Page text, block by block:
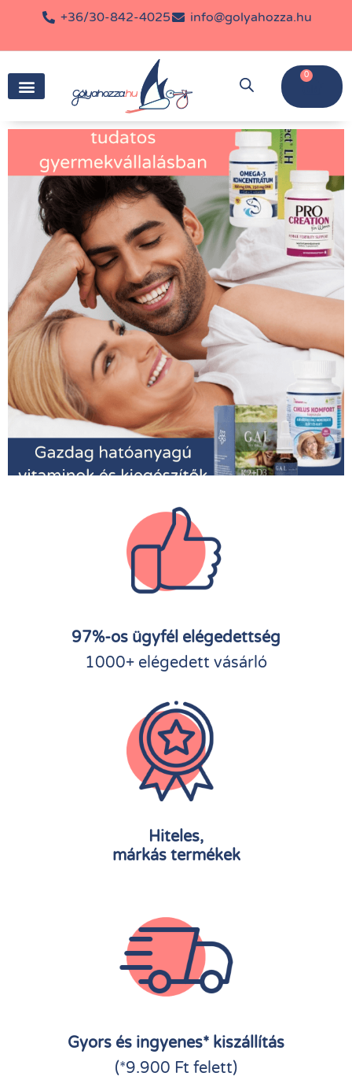
+36/30-842-4025 info@golyahozza.hu
0
97%-os ügyfél elégedettség
1000+ elégedett vásárló
Hiteles,
márkás termékek
Gyors és ingyenes* kiszállítás
(*9.900 Ft felett)